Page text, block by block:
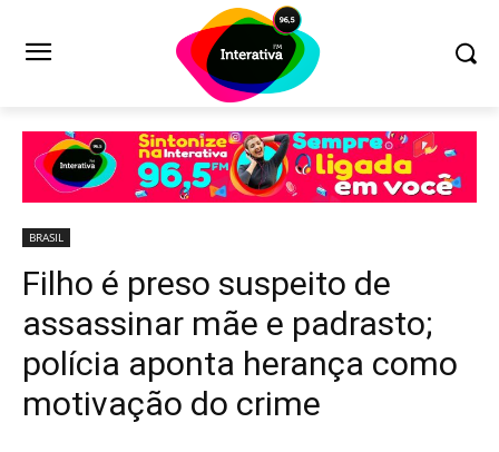
BRASIL
Filho é preso suspeito de
assassinar mãe e padrasto;
polícia aponta herança como
motivação do crime